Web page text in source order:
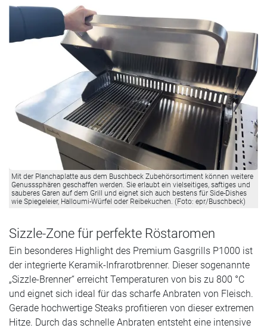
Mit der Planchaplatte aus dem Buschbeck Zubehörsortiment können weitere
Genusssphären geschaffen werden. Sie erlaubt ein vielseitiges, saftiges und
sauberes Garen auf dem Grill und eignet sich auch bestens für Side-Dishes
wie Spiegeleier, Halloumi-Würfel oder Reibekuchen. (Foto: epr/Buschbeck)
Sizzle-Zone für perfekte Röstaromen
Ein besonderes Highlight des Premium Gasgrills P1000 ist
der integrierte Keramik-Infrarotbrenner. Dieser sogenannte
„Sizzle-Brenner“ erreicht Temperaturen von bis zu 800 °C
und eignet sich ideal für das scharfe Anbraten von Fleisch.
Gerade hochwertige Steaks profitieren von dieser extremen
Hitze. Durch das schnelle Anbraten entsteht eine intensive